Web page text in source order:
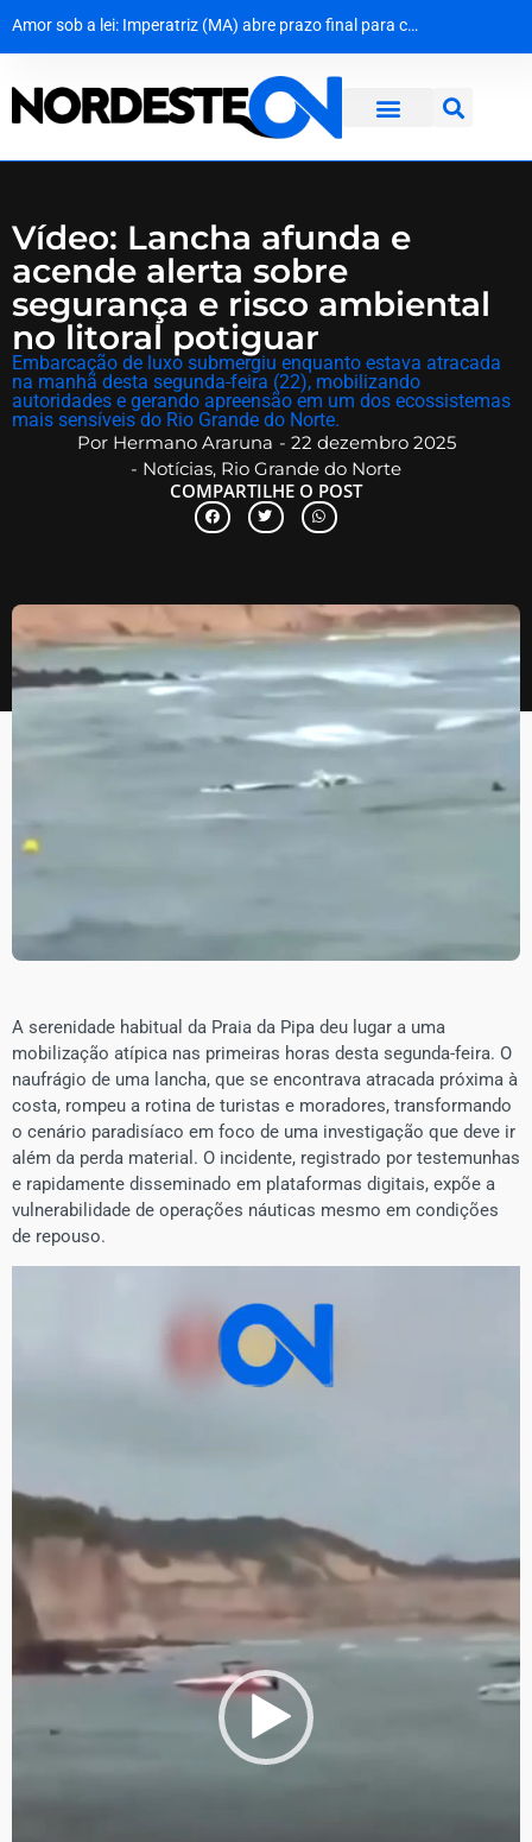
Amor sob a lei: Imperatriz (MA) abre prazo final para casais LGBTQIA+ garantirem casamento gratuito
MPF dá 10 dias para Dnit apresentar prazos de obras e explicações sobre colapso em pontes da BR-101Dona Inês traz Geraldo Azevedo no Festival de Inverno das Serras
Cerco na Caatinga: Policiais capturam quarto fugitivo de penitenciária de Nísia Floresta
Vídeo: Lancha afunda e
acende alerta sobre
segurança e risco ambiental
no litoral potiguar
​Embarcação de luxo submergiu enquanto estava atracada
na manhã desta segunda-feira (22), mobilizando
autoridades e gerando apreensão em um dos ecossistemas
mais sensíveis do Rio Grande do Norte.
PorHermano Araruna - 22 dezembro 2025
- Notícias, Rio Grande do Norte
COMPARTILHE O POST
A serenidade habitual da Praia da Pipa deu lugar a uma
mobilização atípica nas primeiras horas desta segunda-feira. O
naufrágio de uma lancha, que se encontrava atracada próxima à
costa, rompeu a rotina de turistas e moradores, transformando
o cenário paradisíaco em foco de uma investigação que deve ir
além da perda material. O incidente, registrado por testemunhas
e rapidamente disseminado em plataformas digitais, expõe a
vulnerabilidade de operações náuticas mesmo em condições
de repouso.